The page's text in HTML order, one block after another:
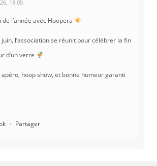
18:05
l’année avec Hoopera
l’association se réunit pour célébrer la fin
d’un verre
hoop show, et bonne humeur garanti
· Partager